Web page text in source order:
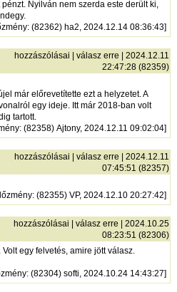
Nyilván nem szerda este derült ki,
: (82362) ha2, 2024.12.14 08:36:43]
hozzászólásai |válasz erre | 2024.12.11
22:47:28 (82359)
már előrevetítette ezt a helyzetet. A
egy ideje. Itt már 2018-ban volt
tartott.
: (82358) Ajtony, 2024.12.11 09:02:04]
hozzászólásai |válasz erre | 2024.12.11
07:45:51 (82357)
: (82355) VP, 2024.12.10 20:27:42]
hozzászólásai |válasz erre | 2024.10.25
08:23:51 (82306)
egy felvetés, amire jött válasz.
: (82304) softi, 2024.10.24 14:43:27]